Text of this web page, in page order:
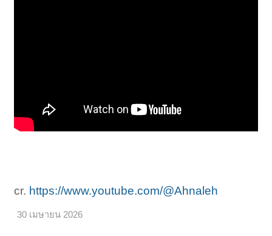
cr. https://www.youtube.com/@Ahnaleh
30 เมษายน 2026